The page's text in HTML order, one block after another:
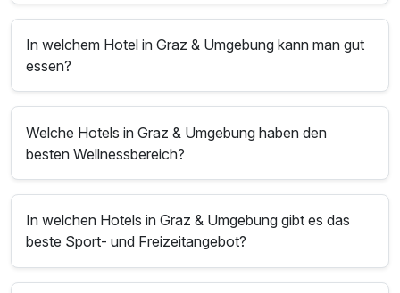
In welchem Hotel in Graz & Umgebung kann man gut
essen?
Welche Hotels in Graz & Umgebung haben den
besten Wellnessbereich?
In welchen Hotels in Graz & Umgebung gibt es das
beste Sport- und Freizeitangebot?